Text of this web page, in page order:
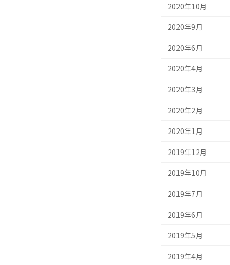
2020年10月
2020年9月
2020年6月
2020年4月
2020年3月
2020年2月
2020年1月
2019年12月
2019年10月
2019年7月
2019年6月
2019年5月
2019年4月